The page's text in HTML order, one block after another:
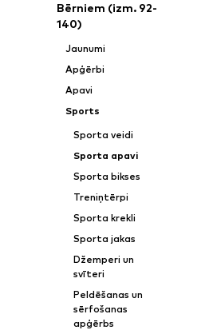
Bērniem (izm. 92-
140)
Jaunumi
Apģērbi
Apavi
Sports
Sporta veidi
Sporta apavi
Sporta bikses
Treniņtērpi
Sporta krekli
Sporta jakas
Džemperi un
svīteri
Peldēšanas un
sērfošanas
apģērbs